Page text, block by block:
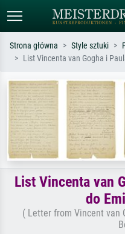
Szukaj wg artysty, tytułu lub stylu – np.
Monet, Gwiaździsta noc,
impresjonizm, fala Hokusaia, akt.
Strona główna Style sztuki
List Vincenta van Gogha i
List Vincenta van
do
( Letter from Vincent van